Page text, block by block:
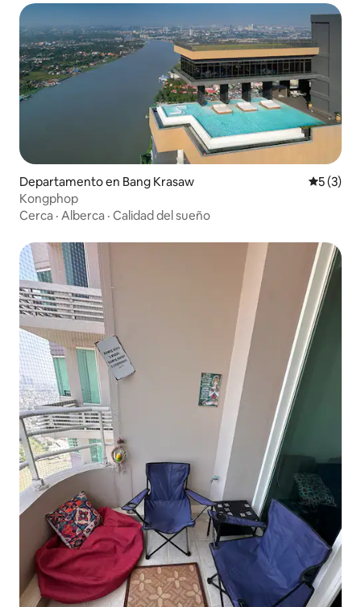
Departamento en Bang Krasaw
5 (3)
Kongphop
Cerca · Alberca · Calidad del sueño